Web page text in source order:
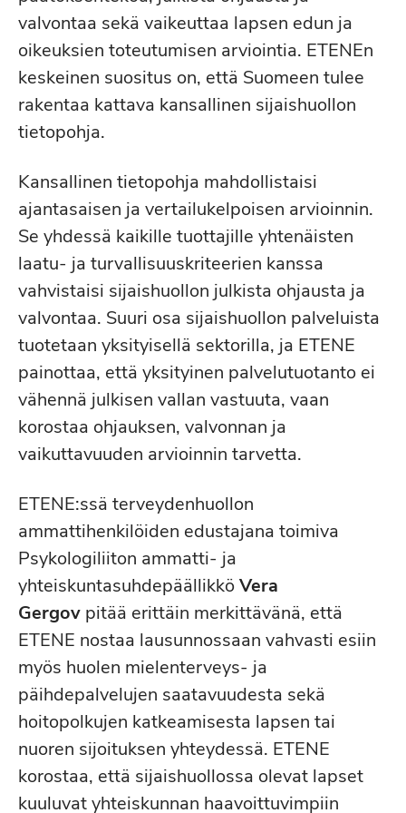
valvontaa sekä vaikeuttaa lapsen edun ja
oikeuksien toteutumisen arviointia. ETENEn
keskeinen suositus on, että Suomeen tulee
rakentaa kattava kansallinen sijaishuollon
tietopohja.
Kansallinen tietopohja mahdollistaisi
ajantasaisen ja vertailukelpoisen arvioinnin.
Se yhdessä kaikille tuottajille yhtenäisten
laatu- ja turvallisuuskriteerien kanssa
vahvistaisi sijaishuollon julkista ohjausta ja
valvontaa. Suuri osa sijaishuollon palveluista
tuotetaan yksityisellä sektorilla, ja ETENE
painottaa, että yksityinen palvelutuotanto ei
vähennä julkisen vallan vastuuta, vaan
korostaa ohjauksen, valvonnan ja
vaikuttavuuden arvioinnin tarvetta.
ETENE:ssä terveydenhuollon
ammattihenkilöiden edustajana toimiva
Psykologiliiton ammatti- ja
yhteiskuntasuhdepäällikköVera
Gergov pitää erittäin merkittävänä, että
ETENE nostaa lausunnossaan vahvasti esiin
myös huolen mielenterveys- ja
päihdepalvelujen saatavuudesta sekä
hoitopolkujen katkeamisesta lapsen tai
nuoren sijoituksen yhteydessä. ETENE
korostaa, että sijaishuollossa olevat lapset
kuuluvat yhteiskunnan haavoittuvimpiin